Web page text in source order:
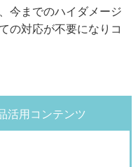
今までのハイダメージ
の対応が不要になりコ
活用コンテンツ